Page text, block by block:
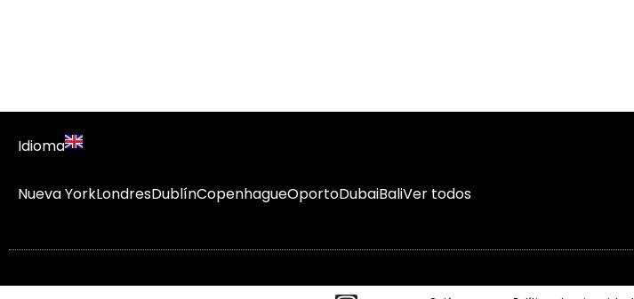
Idioma
Nueva YorkLondresDublínCopenhagueOportoDubaiBaliVer todos